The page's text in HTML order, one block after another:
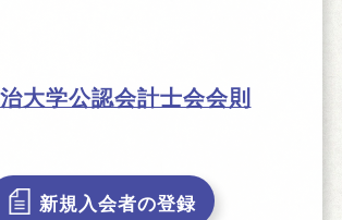
大学公認会計士会会則
新規入会者の登録